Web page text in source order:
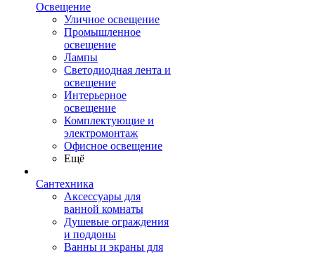
Освещение
Уличное освещение
Промышленное
освещение
Лампы
Светодиодная лента и
освещение
Интерьерное
освещение
Комплектующие и
электромонтаж
Офисное освещение
Ещё
Сантехника
Аксессуары для
ванной комнаты
Душевые ограждения
и поддоны
Ванны и экраны для